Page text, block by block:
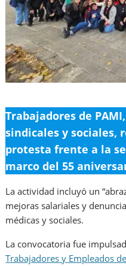
Trabajadores de
sindicales y sociales,
protesta frente a la
marco del 55
La actividad incluyó un
mejoras salariales y
médicas y sociales.
La convocatoria fue
Trabajadores y Empleados